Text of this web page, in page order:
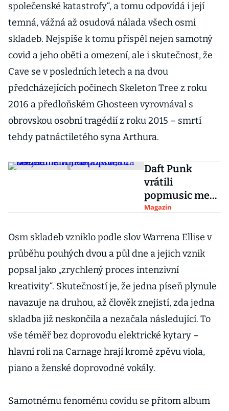
společenské katastrofy“, a tomu odpovídá i její
temná, vážná až osudová nálada všech osmi
skladeb. Nejspíše k tomu přispěl nejen samotný
covid a jeho oběti a omezení, ale i skutečnost, že
Cave se v posledních letech a na dvou
předcházejících počinech Skeleton Tree z roku
2016 a předloňském Ghosteen vyrovnával s
obrovskou osobní tragédií z roku 2015 – smrtí
tehdy patnáctiletého syna Arthura.
Daft Punk
vrátili
popmusic mezi
umění. Je
bez nich
hudební svět
obejde
Magazín
Osm skladeb vzniklo podle slov Warrena Ellise v
průběhu pouhých dvou a půl dne a jejich vznik
popsal jako „zrychlený proces intenzivní
kreativity“. Skutečností je, že jedna píseň plynule
navazuje na druhou, až člověk znejistí, zda jedna
skladba již neskončila a nezačala následující. To
vše téměř bez doprovodu elektrické kytary –
hlavní roli na Carnage hrají kromě zpěvu viola,
piano a ženské doprovodné vokály.
Samotnému fenoménu covidu se přitom album